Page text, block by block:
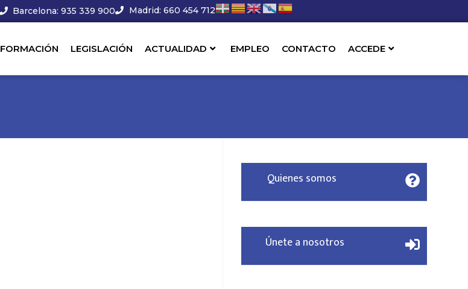
Barcelona: 935 339 900 Madrid: 660 454 712
FORMACIÓN LEGISLACIÓN ACTUALIDAD EMPLEO CONTACTO ACCEDE
Quienes somos
Únete a nosotros